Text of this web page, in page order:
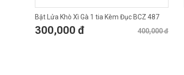
Bật Lửa Khò Xì Gà 1 tia Kèm Đục BCZ 487
400,000 đ
300,000 đ